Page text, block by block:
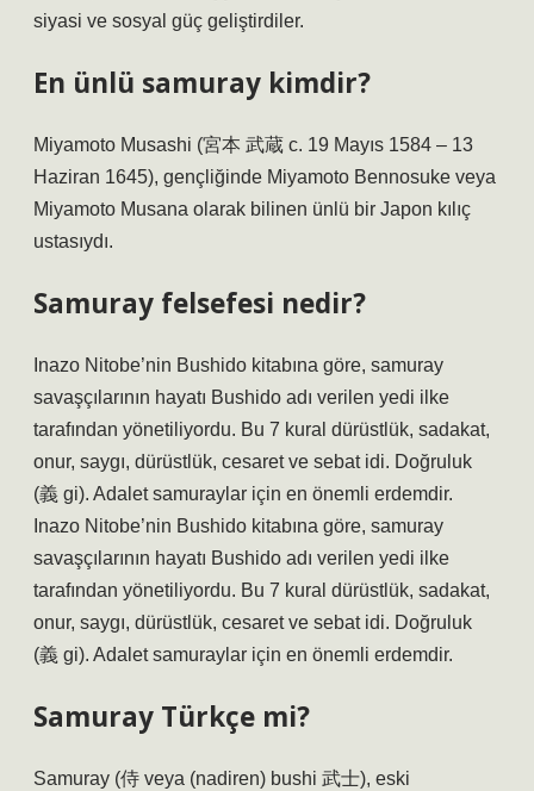
siyasi ve sosyal güç geliştirdiler.
En ünlü samuray kimdir?
Miyamoto Musashi (宮本 武蔵 c. 19 Mayıs 1584 – 13
Haziran 1645), gençliğinde Miyamoto Bennosuke veya
Miyamoto Musana olarak bilinen ünlü bir Japon kılıç
ustasıydı.
Samuray felsefesi nedir?
Inazo Nitobe’nin Bushido kitabına göre, samuray
savaşçılarının hayatı Bushido adı verilen yedi ilke
tarafından yönetiliyordu. Bu 7 kural dürüstlük, sadakat,
onur, saygı, dürüstlük, cesaret ve sebat idi. Doğruluk
(義 gi). Adalet samuraylar için en önemli erdemdir.
Inazo Nitobe’nin Bushido kitabına göre, samuray
savaşçılarının hayatı Bushido adı verilen yedi ilke
tarafından yönetiliyordu. Bu 7 kural dürüstlük, sadakat,
onur, saygı, dürüstlük, cesaret ve sebat idi. Doğruluk
(義 gi). Adalet samuraylar için en önemli erdemdir.
Samuray Türkçe mi?
Samuray (侍 veya (nadiren) bushi 武士), eski